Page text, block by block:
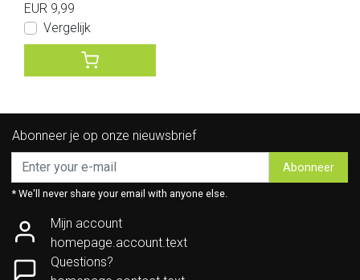
EUR 9,99
Vergelijk
Abonneer je op onze nieuwsbrief
Abonneer
* We'll never share your email with anyone else.
Mijn account
homepage.account.text
Questions?